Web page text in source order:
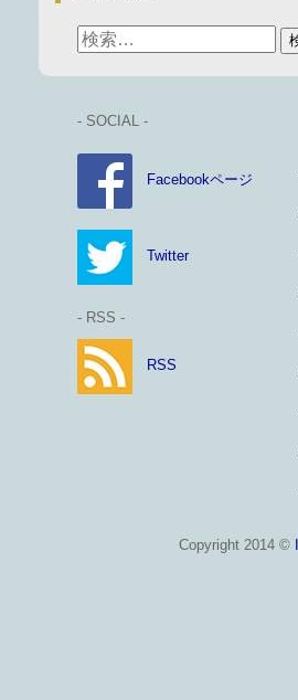
- SOCIAL -
Facebookページ
Twitter
- RSS -
RSS
Copyright 2014 ©